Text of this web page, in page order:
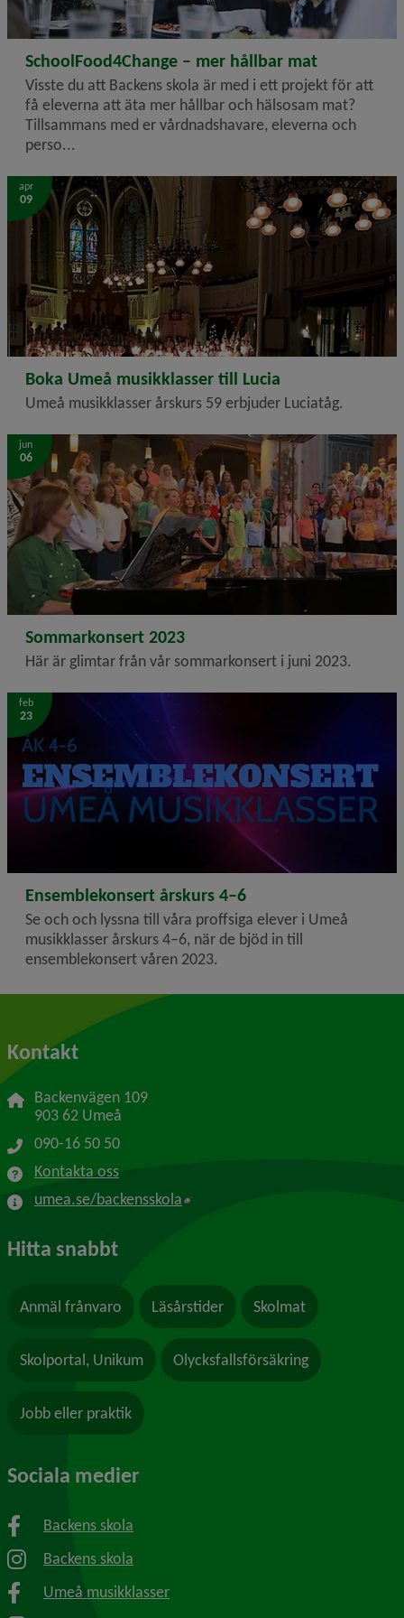
2026-05-07
SchoolFood4Change – mer hållbar mat
Visste du att Backens skola är med i ett projekt för att
få eleverna att äta mer hållbar och hälsosam mat?
Tillsammans med er vårdnadshavare, eleverna och
perso...
apr
09
2026-04-09
Boka Umeå musikklasser till Lucia
Umeå musikklasser årskurs 59 erbjuder Luciatåg.
jun
06
2023-06-06
Sommarkonsert 2023
Här är glimtar från vår sommarkonsert i juni 2023.
feb
23
2023-02-23
Ensemblekonsert årskurs 4–6
Se och och lyssna till våra proffsiga elever i Umeå
musikklasser årskurs 4–6, när de bjöd in till
ensemblekonsert våren 2023.
Kontakt
Backenvägen 109
903 62 Umeå
090-16 50 50
Kontakta oss
umea.se/backensskola Länk till annan webbplats,
Hitta snabbt
Anmäl frånvaro Läsårstider Skolmat
Skolportal, Unikum Olycksfallsförsäkring
Jobb eller praktik
Sociala medier
Backens skola
Backens skola
Umeå musikklasser